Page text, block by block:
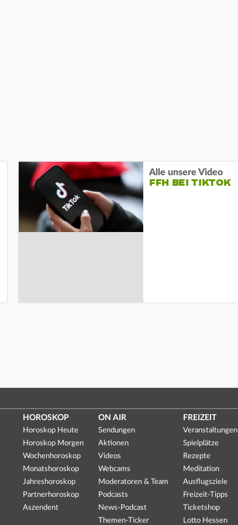
Alle unsere Video
FFH BEI TIKTOK
HOROSKOP
Horoskop Heute
Horoskop Morgen
Wochenhoroskop
Monatshoroskop
Jahreshoroskop
Partnerhoroskop
Aszendent
ON AIR
Sendungen
Aktionen
Videos
Webcams
Moderatoren & Team
Podcasts
News-Podcast
Themen-Ticker
FREIZEIT
Veranstaltungen
Spielplätze
Rezepte
Meditation
Ausflugsziele
Freizeit-Tipps
Ticketshop
Lotto Hessen